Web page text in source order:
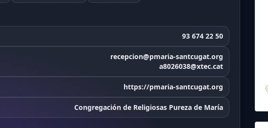
93 674 22 50
recepcion@pmaria-santcugat.org
a8026038@xtec.cat
https://pmaria-santcugat.org
Congregación de Religiosas Pureza de María